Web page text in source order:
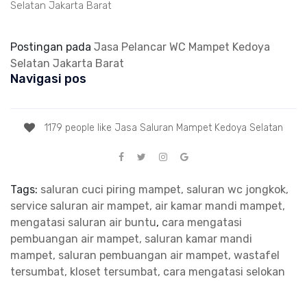
Selatan Jakarta Barat
Postingan pada Jasa Pelancar WC Mampet Kedoya
Selatan Jakarta Barat
Navigasi pos
1179 people like Jasa Saluran Mampet Kedoya Selatan
Tags: saluran cuci piring mampet, saluran wc jongkok,
service saluran air mampet, air kamar mandi mampet,
mengatasi saluran air buntu, cara mengatasi
pembuangan air mampet, saluran kamar mandi
mampet, saluran pembuangan air mampet, wastafel
tersumbat, kloset tersumbat, cara mengatasi selokan